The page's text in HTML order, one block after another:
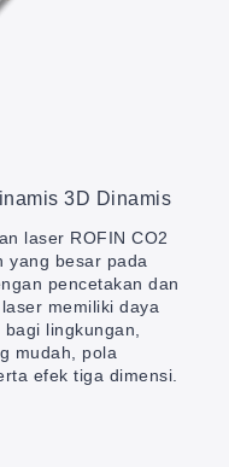
3D Dinamis
laser ROFIN CO2
yang besar pada
pencetakan dan
memiliki daya
lingkungan,
mudah, pola
efek tiga dimensi.